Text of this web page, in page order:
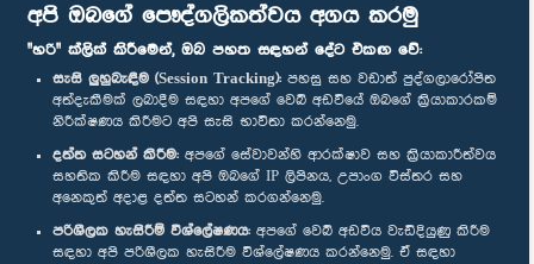
අපි ඔබගේ පෞද්ගලිකත්වය අගය කරමු
"හරි" ක්ලික් කිරීමෙන්, ඔබ පහත සඳහන් දේට එකඟ වේ:
සැසි ලුහුබැඳීම (Session Tracking): පහසු සහ වඩාත් පුද්ගලාරෝපිත
අත්දැකීමක් ලබාදීම සඳහා අපගේ වෙබ් අඩවියේ ඔබගේ ක්‍රියාකාරකම්
නිරීක්ෂණය කිරීමට අපි සැසි භාවිතා කරන්නෙමු.
දත්ත සටහන් කිරීම: අපගේ සේවාවන්හි ආරක්ෂාව සහ ක්‍රියාකාරීත්වය
සහතික කිරීම සඳහා අපි ඔබගේ IP ලිපිනය, උපාංග විස්තර සහ
අනෙකුත් අදාළ දත්ත සටහන් කරගන්නෙමු.
පරිශීලක හැසිරීම් විශ්ලේෂණය: අපගේ වෙබ් අඩවිය වැඩිදියුණු කිරීම
සඳහා අපි පරිශීලක හැසිරීම විශ්ලේෂණය කරන්නෙමු. ඒ සඳහා
පාර්ලිමේන්තු ජංගම යෙදුම
අප හා සම්බන්ධ වී සිටින්න :
සම්මාන